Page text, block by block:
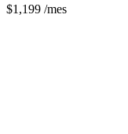
$1,199 /mes